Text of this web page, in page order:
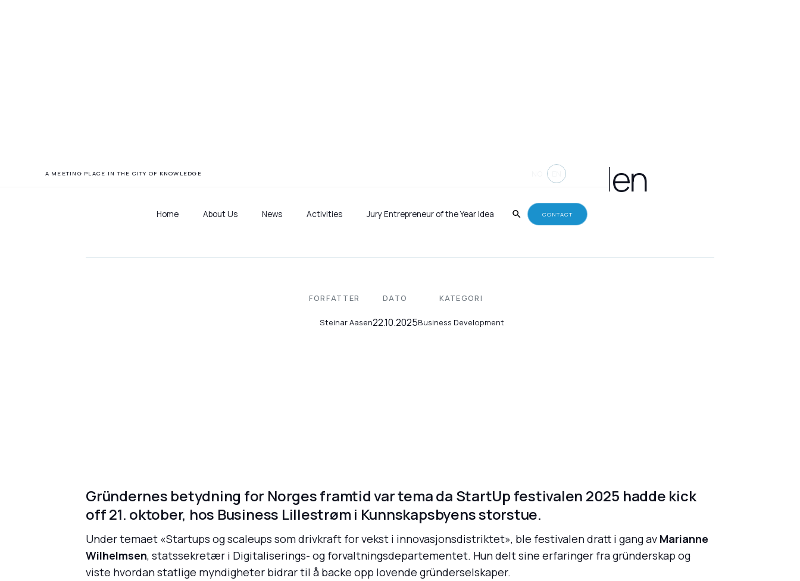
A MEETING PLACE IN THE CITY OF KNOWLEDGE
Home About Us News Activities Jury Entrepreneur of the Year Idea CONTACT
Gründerfokus på StartUp festivalen
FORFATTER
Steinar Aasen
DATO
22.10.2025
KATEGORI
Business Development
Gründernes betydning for Norges framtid var tema da StartUp festivalen 2025 hadde kick
off 21. oktober, hos Business Lillestrøm i Kunnskapsbyens storstue.
Under temaet «Startups og scaleups som drivkraft for vekst i innovasjonsdistriktet», ble festivalen dratt i gang av Marianne
Wilhelmsen, statssekretær i Digitaliserings- og forvaltningsdepartementet. Hun delt sine erfaringer fra gründerskap og
viste hvordan statlige myndigheter bidrar til å backe opp lovende gründerselskaper.